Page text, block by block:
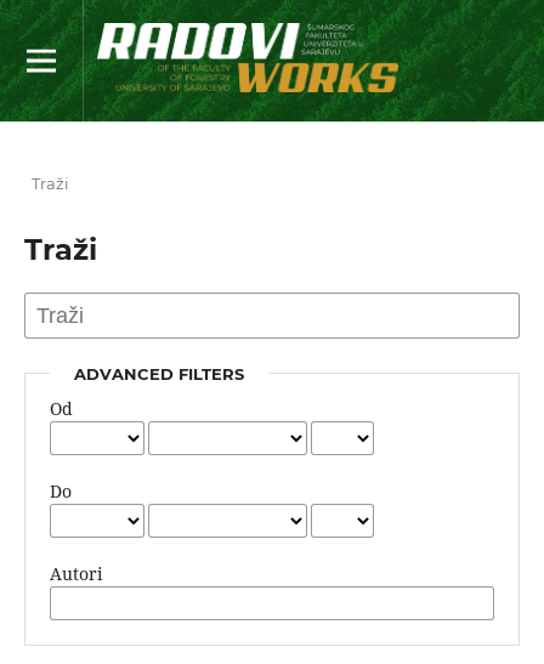
Traži
Traži
ADVANCED FILTERS
Od
Do
Autori